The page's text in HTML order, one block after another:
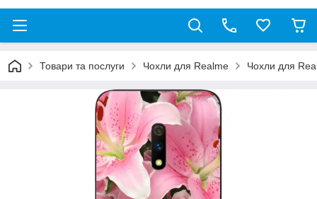
Товари та послуги Чохли для Realme Чохли для